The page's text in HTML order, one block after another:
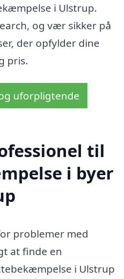
i Ulstrup.
og vær sikker på
der opfylder dine
pris.
uforpligtende
til
i byer
problemer med
at finde en
i Ulstrup